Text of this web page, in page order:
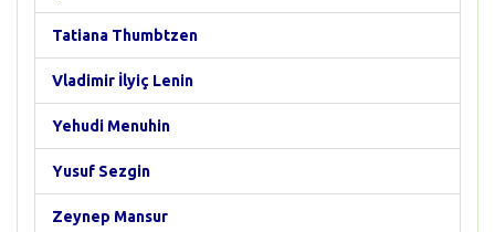
Tatiana Thumbtzen
Vladimir İlyiç Lenin
Yehudi Menuhin
Yusuf Sezgin
Zeynep Mansur